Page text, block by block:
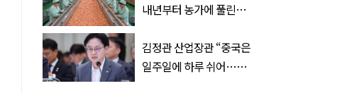
내년부터 농가에 풀린다는
김정관 산업장관 “중국은
일주일에 하루 쉬어…주